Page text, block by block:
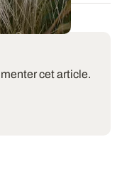
cet article.